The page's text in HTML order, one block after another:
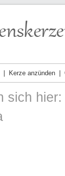
Kerze anzünden
sich hier: